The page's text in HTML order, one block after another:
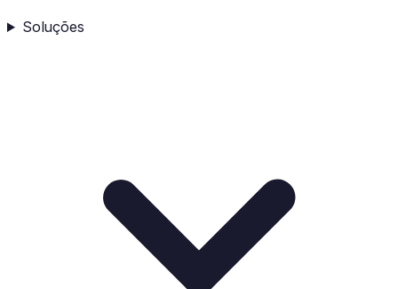
Soluções